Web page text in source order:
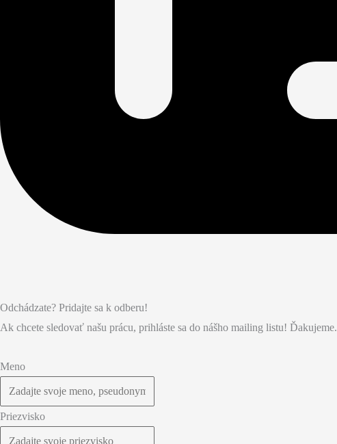
Odchádzate? Pridajte sa k odberu!
Ak chcete sledovať našu prácu, prihláste sa do nášho mailing listu! Ďakujeme.
Meno
Priezvisko